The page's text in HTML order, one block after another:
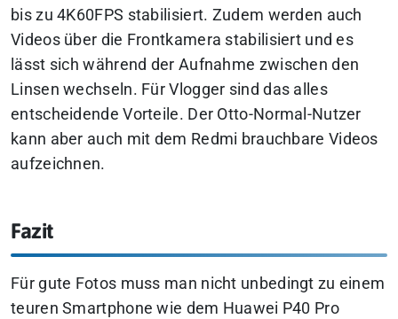
bis zu 4K60FPS stabilisiert. Zudem werden auch
Videos über die Frontkamera stabilisiert und es
lässt sich während der Aufnahme zwischen den
Linsen wechseln. Für Vlogger sind das alles
entscheidende Vorteile. Der Otto-Normal-Nutzer
kann aber auch mit dem Redmi brauchbare Videos
aufzeichnen.
Fazit
Für gute Fotos muss man nicht unbedingt zu einem
teuren Smartphone wie dem Huawei P40 Pro